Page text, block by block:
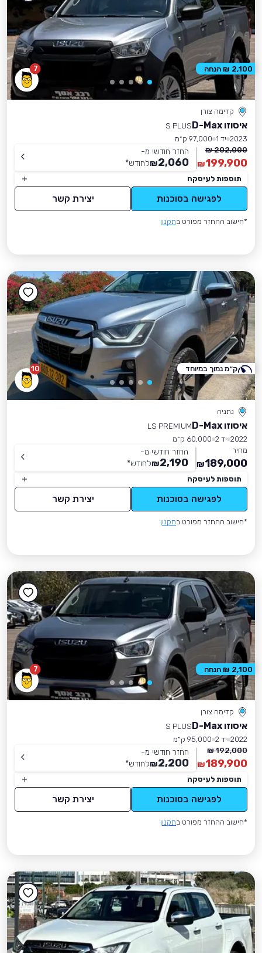
7
קדימה צורן
איסוזו D-Max
S PLUS
2023 יד 1
97,000 ק״מ
202,000 ₪
199,900
₪
החזר חודשי מ-
2,060
₪לחודש*
תוספות לעיסקה
לפגישה בסוכנות יצירת קשר
*חישוב ההחזר מפורט בתקנון
2,100 ₪ הנחה
10
נתניה
איסוזו D-Max
LS PREMIUM
2022 יד 2
60,000 ק״מ
מחיר
189,000
₪
החזר חודשי מ-
2,190
₪לחודש*
תוספות לעיסקה
לפגישה בסוכנות יצירת קשר
*חישוב ההחזר מפורט בתקנון
ק״מ נמוך במיוחד
7
קדימה צורן
איסוזו D-Max
S PLUS
2022 יד 2
95,000 ק״מ
192,000 ₪
189,900
₪
החזר חודשי מ-
2,200
₪לחודש*
תוספות לעיסקה
לפגישה בסוכנות יצירת קשר
*חישוב ההחזר מפורט בתקנון
2,100 ₪ הנחה